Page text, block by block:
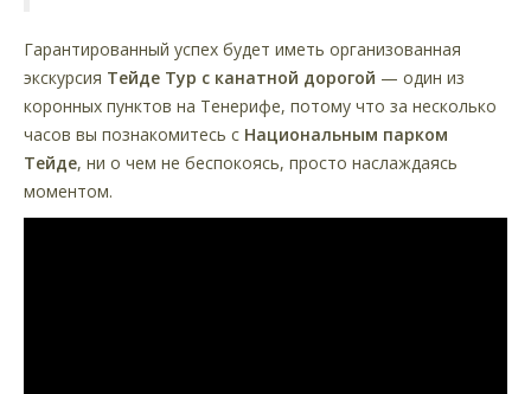
Гарантированный успех будет иметь организованная
экскурсия Тейде Тур с канатной дорогой — один из
коронных пунктов на Тенерифе, потому что за несколько
часов вы познакомитесь с Национальным парком
Тейде, ни о чем не беспокоясь, просто наслаждаясь
моментом.